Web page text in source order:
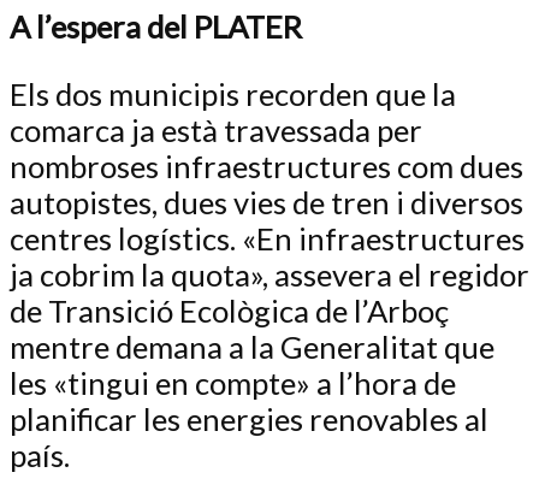
A l’espera del PLATER
Els dos municipis recorden que la
comarca ja està travessada per
nombroses infraestructures com dues
autopistes, dues vies de tren i diversos
centres logístics. «En infraestructures
ja cobrim la quota», assevera el regidor
de Transició Ecològica de l’Arboç
mentre demana a la Generalitat que
les «tingui en compte» a l’hora de
planificar les energies renovables al
país.